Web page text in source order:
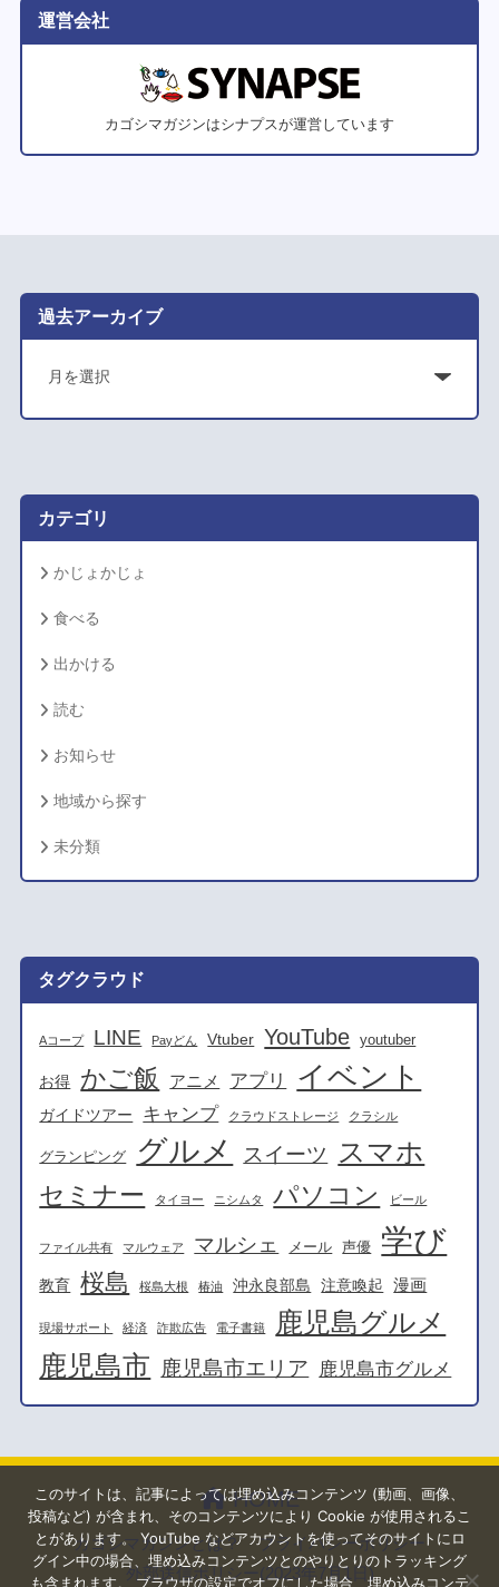
運営会社
カゴシマガジンはシナプスが運営しています
過去アーカイブ
ア
カ
カテゴリ
かじょかじょ
食べる
出かける
読む
お知らせ
地域から探す
未分類
タグクラウド
Aコープ LINE Payどん Vtuber YouTube youtuber
お得 かご飯 アニメ アプリ イベント
ガイドツアー キャンプ クラウドストレージ クラシル
グランピング グルメ スイーツ スマホ
セミナー タイヨー ニシムタ パソコン ビール
ファイル共有 マルウェア マルシェ メール 声優 学び
教育 桜島 桜島大根 椿油 沖永良部島 注意喚起 漫画
現場サポート 経済 詐欺広告 電子書籍 鹿児島グルメ
鹿児島市 鹿児島市エリア 鹿児島市グルメ
HOME
カゴシマガジンとは？
プライバシーポリシー
外部送信ポリシー(2023年7月1日)
このサイトは、記事によっては埋め込みコンテンツ (動画、画像、
投稿など) が含まれ、そのコンテンツにより Cookie が使用されるこ
とがあります。 YouTube などアカウントを使ってそのサイトにロ
グイン中の場合、埋め込みコンテンツとのやりとりのトラッキング
も含まれます。 ブラウザの設定でオフにした場合、埋め込みコンテ